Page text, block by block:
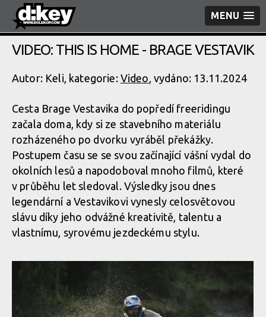
MENU
VIDEO: THIS IS HOME - BRAGE VESTAVIK
Autor: Keli, kategorie: Video, vydáno: 13.11.2024
Cesta Brage Vestavika do popředí freeridingu
začala doma, kdy si ze stavebního materiálu
rozházeného po dvorku vyráběl překážky.
Postupem času se se svou začínající vášní vydal do
okolních lesů a napodoboval mnoho filmů, které
v průběhu let sledoval. Výsledky jsou dnes
legendární a Vestavikovi vynesly celosvětovou
slávu díky jeho odvážné kreativitě, talentu a
vlastnímu, syrovému jezdeckému stylu.